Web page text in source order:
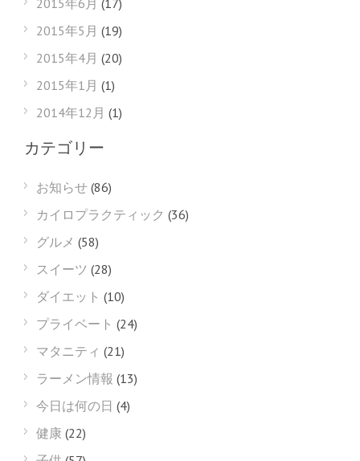
2015年6月 (17)
2015年5月 (19)
2015年4月 (20)
2015年1月 (1)
2014年12月 (1)
カテゴリー
お知らせ (86)
カイロプラクティック (36)
グルメ (58)
スイーツ (28)
ダイエット (10)
プライベート (24)
マタニティ (21)
ラーメン情報 (13)
今日は何の日 (4)
健康 (22)